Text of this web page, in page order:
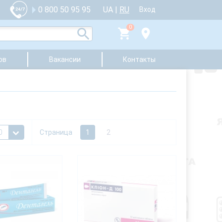
0 800 50 95 95 UA | RU Вход
0
Вакансии Контакты
Страница 1 2